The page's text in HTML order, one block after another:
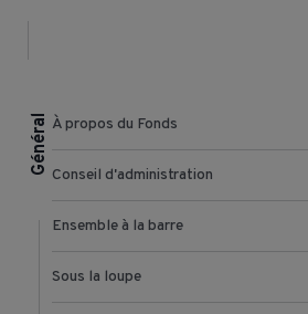
Général À propos du Fonds
Conseil d'administration
Ensemble à la barre
Sous la loupe